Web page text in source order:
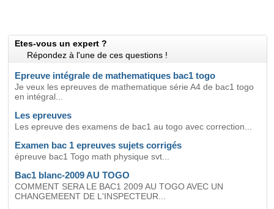
Etes-vous un expert ?
Répondez à l'une de ces questions !
Epreuve intégrale de mathematiques bac1 togo
Je veux les epreuves de mathematique série A4 de bac1 togo
en intégral...
Les epreuves
Les epreuve des examens de bac1 au togo avec correction...
Examen bac 1 epreuves sujets corrigés
épreuve bac1 Togo math physique svt...
Bac1 blanc-2009 AU TOGO
COMMENT SERA LE BAC1 2009 AU TOGO AVEC UN
CHANGEMEENT DE L'INSPECTEUR...